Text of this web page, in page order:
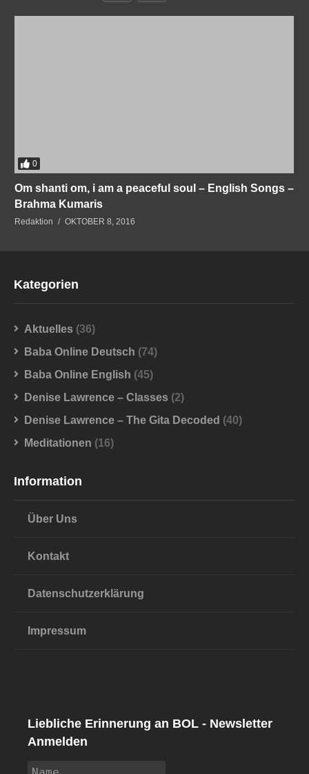
0
Om shanti om, i am a peaceful soul – English Songs –
Brahma Kumaris
Redaktion OKTOBER 8, 2016
Kategorien
Aktuelles (36)
Baba Online Deutsch (74)
Baba Online English (45)
Denise Lawrence – Classes (2)
Denise Lawrence – The Gita Decoded (40)
Meditationen (16)
Information
Über Uns
Kontakt
Datenschutzerklärung
Impressum
Liebliche Erinnerung an BOL - Newsletter
Anmelden